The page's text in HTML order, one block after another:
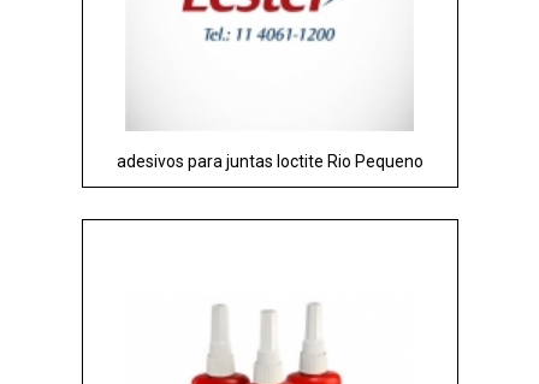
adesivos para juntas loctite Rio Pequeno